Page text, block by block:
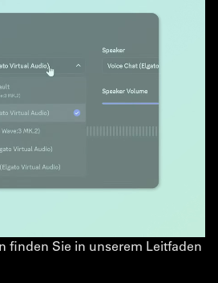
finden Sie in unserem Leitfaden